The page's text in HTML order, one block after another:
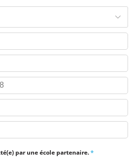
par une école partenaire.*